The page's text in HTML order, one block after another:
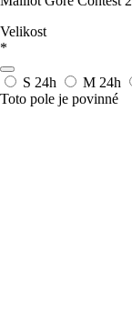
Velikost
*
S 24h M 24h
Toto pole je povinné